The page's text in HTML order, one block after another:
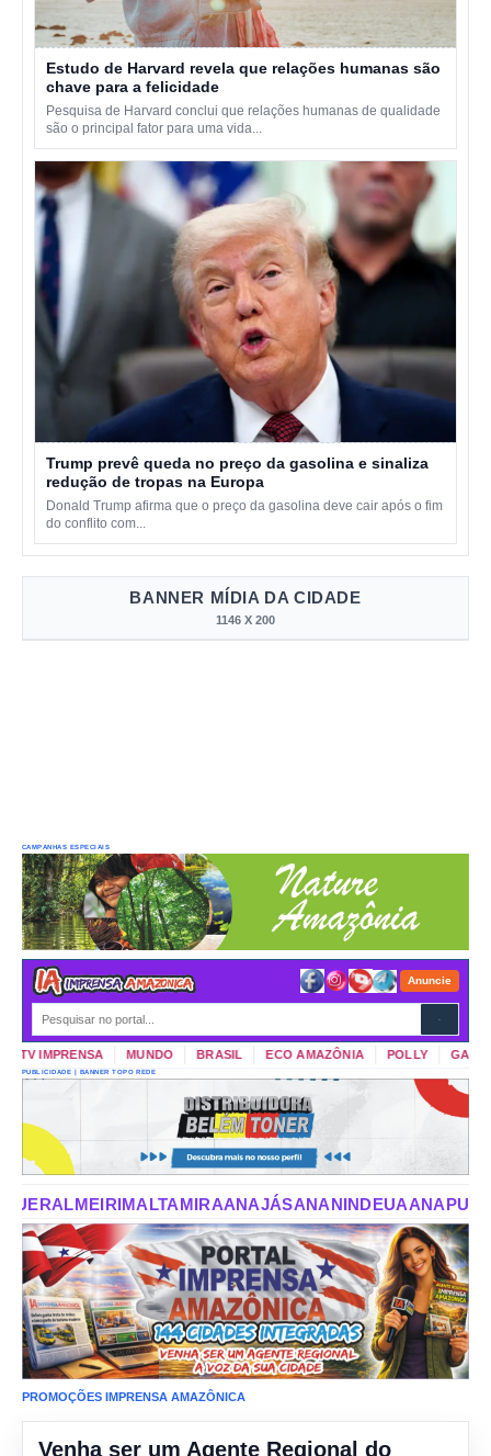
Estudo de Harvard revela que relações humanas são
chave para a felicidade
Pesquisa de Harvard conclui que relações humanas de qualidade
são o principal fator para uma vida...
Trump prevê queda no preço da gasolina e sinaliza
redução de tropas na Europa
Donald Trump afirma que o preço da gasolina deve cair após o fim
do conflito com...
BANNER MÍDIA DA CIDADE
1146 X 200
CAMPANHAS ESPECIAIS
Anuncie
TV IMPRENSA MUNDO BRASIL ECO AMAZÔNIA POLLY
PUBLICIDADE | BANNER TOPO REDE
ANAJÁSANANINDEUAANAPUAUGUSTO CORRÊA
PROMOÇÕES IMPRENSA AMAZÔNICA
Venha ser um Agente Regional do